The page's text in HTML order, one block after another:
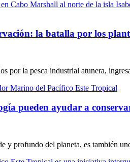
la batalla por los
por la pesca industrial atunera,
pueden ayudar a
y profundo del planeta, es también